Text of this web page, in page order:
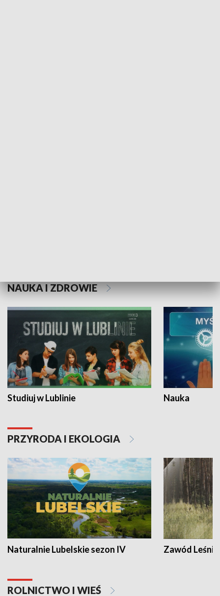
NAUKA I ZDROWIE
Studiuj w Lublinie Nauka
PRZYRODA I EKOLOGIA
Naturalnie Lubelskie sezon IV Zawód Leśnik
ROLNICTWO I WIEŚ